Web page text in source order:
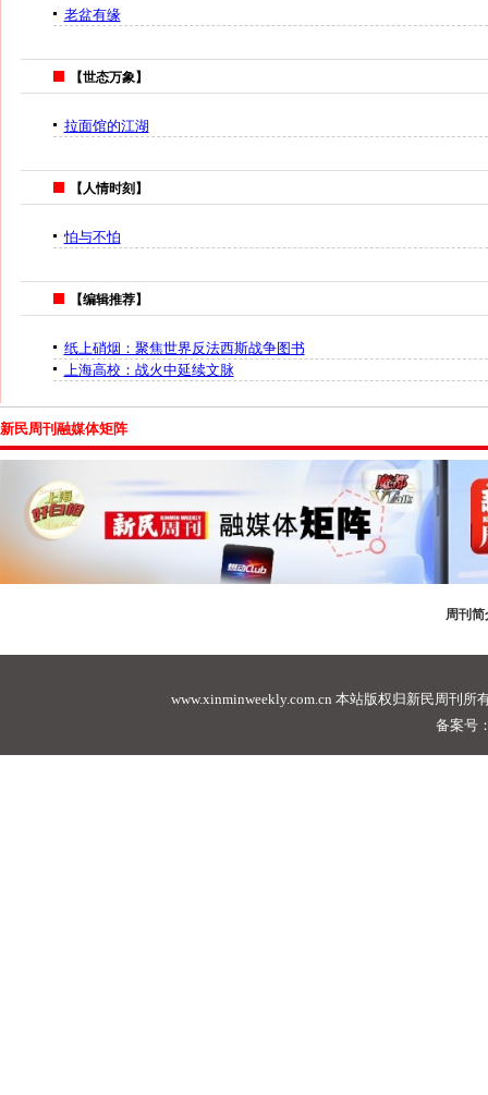
老盆有缘
【世态万象】
拉面馆的江湖
【人情时刻】
怕与不怕
【编辑推荐】
纸上硝烟：聚焦世界反法西斯战争图书
上海高校：战火中延续文脉
新民周刊融媒体矩阵
周刊简
www.xinminweekly.com.cn 本站版权归新民周刊所
备案号